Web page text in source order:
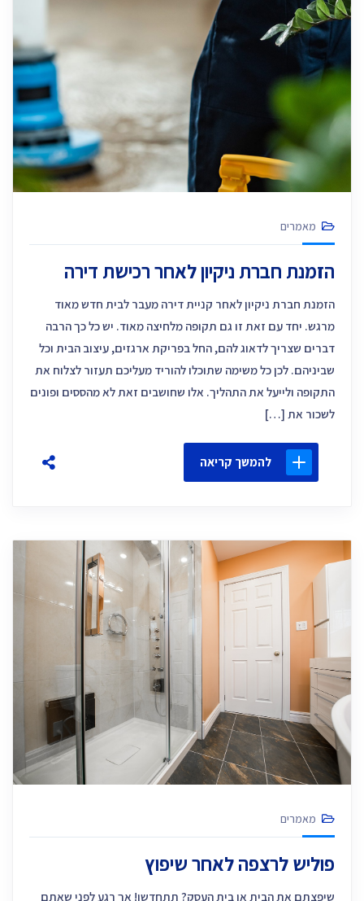
מאמרים
הזמנת חברת ניקיון לאחר רכישת דירה
הזמנת חברת ניקיון לאחר קניית דירה מעבר לבית חדש מאוד
מרגש. יחד עם זאת זו גם תקופה מלחיצה מאוד. יש כל כך הרבה
דברים שצריך לדאוג להם, החל בפריקת ארגזים, עיצוב הבית וכל
שביניהם. לכן כל משימה שתוכלו להוריד מעליכם תעזור לצלוח את
התקופה ולייעל את התהליך. אלו שחושבים זאת לא מהססים ופונים
לשכור את […]
להמשך קריאה
מאמרים
פוליש לרצפה לאחר שיפוץ
שיפצתם את הבית או בית העסק? תתחדשו! אך רגע לפני שאתם